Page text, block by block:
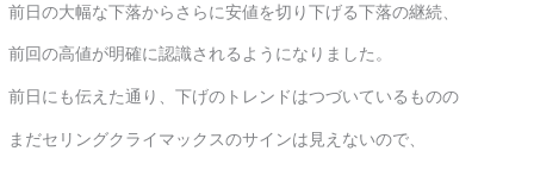
前日の大幅な下落からさらに安値を切り下げる下落の継続、
前回の高値が明確に認識されるようになりました。
前日にも伝えた通り、下げのトレンドはつづいているものの
まだセリングクライマックスのサインは見えないので、